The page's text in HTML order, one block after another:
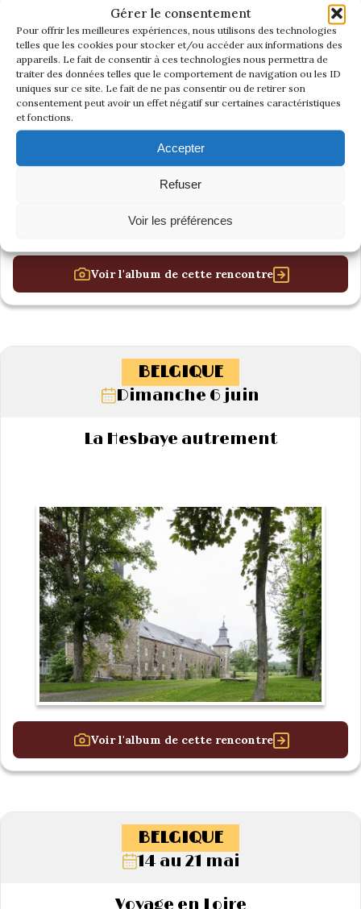
Gérer le consentement
Pour offrir les meilleures expériences, nous utilisons des technologies
telles que les cookies pour stocker et/ou accéder aux informations des
appareils. Le fait de consentir à ces technologies nous permettra de
traiter des données telles que le comportement de navigation ou les ID
uniques sur ce site. Le fait de ne pas consentir ou de retirer son
consentement peut avoir un effet négatif sur certaines caractéristiques
et fonctions.
Accepter
Refuser
Voir les préférences
Voir l'album de cette rencontre
BELGIQUE
Dimanche 6 juin
La Hesbaye autrement
Voir l'album de cette rencontre
BELGIQUE
14 au 21 mai
Voyage en Loire